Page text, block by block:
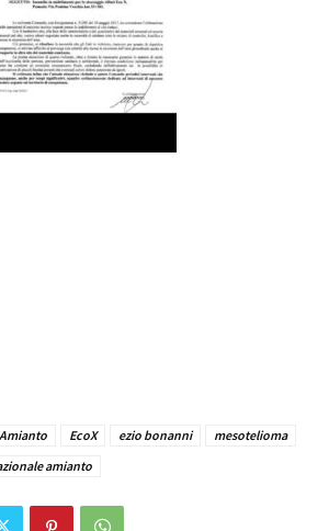
Amianto EcoX ezio bonanni
mesotelioma
amianto